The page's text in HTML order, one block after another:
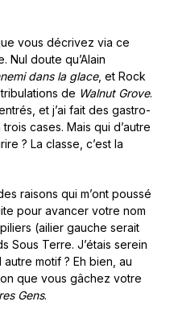
vous décrivez via ce
Nul doute qu’Alain
dans la glace, et Rock
de Walnut Grove.
et j’ai fait des gastro-
cases. Mais qui d’autre
? La classe, c’est la
raisons qui m’ont poussé
pour avancer votre nom
(ailier gauche serait
Sous Terre. J’étais serein
motif ? Eh bien, au
que vous gâchez votre
Gens.